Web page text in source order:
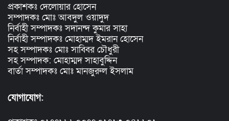
প্রকাশকঃ দেলোয়ার হোসেন
সম্পাদকঃ মোঃ আবদুল ওয়াদুদ
নির্বাহী সম্পাদকঃ সদানন্দ কুমার সাহা
নির্বাহী সম্পাদকঃ মোহাম্মদ ইমরান হোসেন
সহ সম্পাদকঃ মোঃ সাব্বির চৌধুরী
সহ সম্পাদক: মোহাম্মদ সাহাবুদ্দিন
বার্তা সম্পাদকঃ মোঃ মানজুরুল ইসলাম
যোগাযোগ: